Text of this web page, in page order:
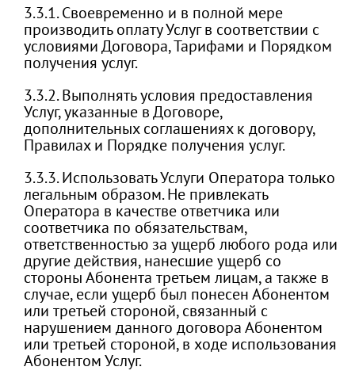
3.3.1. Своевременно и в полной мере
производить оплату Услуг в соответствии с
условиями Договора, Тарифами и Порядком
получения услуг.
3.3.2. Выполнять условия предоставления
Услуг, указанные в Договоре,
дополнительных соглашениях к договору,
Правилах и Порядке получения услуг.
3.3.3. Использовать Услуги Оператора только
легальным образом. Не привлекать
Оператора в качестве ответчика или
соответчика по обязательствам,
ответственностью за ущерб любого рода или
другие действия, нанесшие ущерб со
стороны Абонента третьем лицам, а также в
случае, если ущерб был понесен Абонентом
или третьей стороной, связанный с
нарушением данного договора Абонентом
или третьей стороной, в ходе использования
Абонентом Услуг.